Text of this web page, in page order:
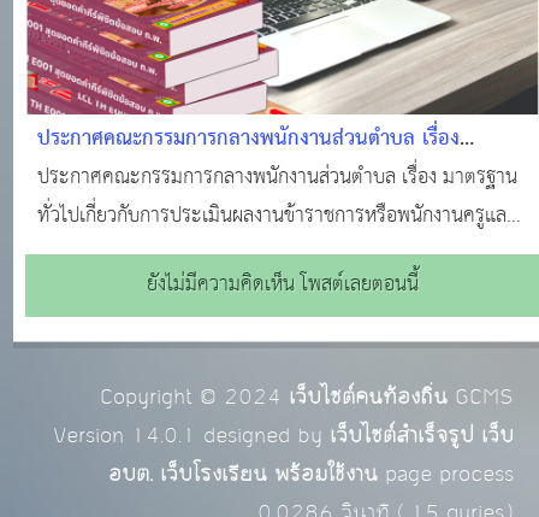
ประกาศคณะกรรมการกลางพนักงานส่วนตำบล เรื่อง
มาตรฐานทั่วไปเกี่ยวกับการประเมินผลงานข้าราชการหรือ
พนักงานครูและบุคลากรทางการศึกษาองค์การบริหารส่วน
ตำบลตำแหน่งครู เพื่อให้มีหรือเลื่อนวิทยฐานะสูงขึ้น พ.ศ.
2561 ลงวันที่ 9 พฤษภาคม 2561
ประกาศคณะกรรมการกลางพนักงานส่วนตำบล เรื่อง มาตรฐาน
ทั่วไปเกี่ยวกับการประเมินผลงานข้าราชการหรือพนักงานครูและ
บุคลากรทางการศึกษาองค์การบริหารส่วนตำบลตำแหน่งครู เพื่อ
ให้มีหรือเลื่อนวิทยฐานะสูงขึ้น พ.ศ. 2561 ลงวันที่ 9 พฤษภาคม
2561
ยังไม่มีความคิดเห็น โพสต์เลยตอนนี้
Copyright © 2024 เว็บไซต์คนท้องถิ่นGCMS
Version 14.0.1 designed by เว็บไซต์สำเร็จรูป เว็บ
อบต. เว็บโรงเรียน พร้อมใช้งานpage process